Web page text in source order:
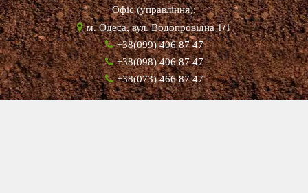
Офіс (управління):
м. Одеса, вул. Водопровідна 1/1
+38(099) 406 87 47
+38(098) 406 87 47
+38(073) 466 87 47